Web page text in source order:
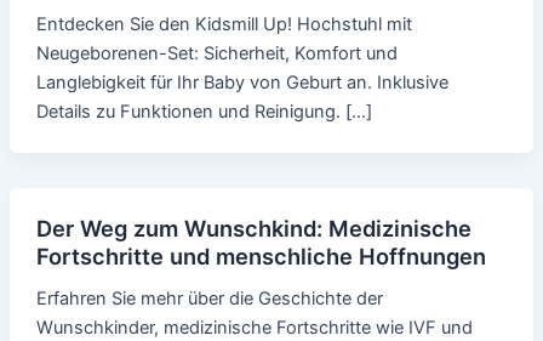
Entdecken Sie den Kidsmill Up! Hochstuhl mit
Neugeborenen-Set: Sicherheit, Komfort und
Langlebigkeit für Ihr Baby von Geburt an. Inklusive
Details zu Funktionen und Reinigung. […]
Der Weg zum Wunschkind: Medizinische
Fortschritte und menschliche Hoffnungen
Erfahren Sie mehr über die Geschichte der
Wunschkinder, medizinische Fortschritte wie IVF und